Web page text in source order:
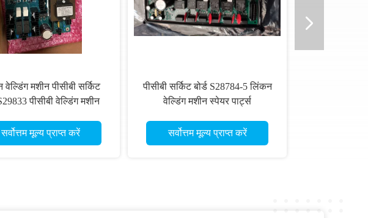
मशीन पीसीबी सर्किट
पीसीबी वेल्डिंग मशीन
सर्वोत्तम मूल्य प्राप्त करें
पीसीबी सर्किट बोर्ड S28784-5 लिंकन
वेल्डिंग मशीन स्पेयर पार्ट्स
सर्वोत्तम मूल्य प्राप्त करें